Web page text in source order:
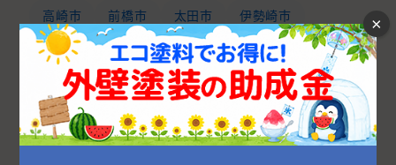
高崎市 前橋市 太田市
伊勢崎市
邑楽郡
桐生市 吾妻郡 館林市
渋川市
北群馬郡
藤岡市 安中市
沼田市
みどり市
利根郡 佐波郡
富岡市
甘楽郡
多野郡
×